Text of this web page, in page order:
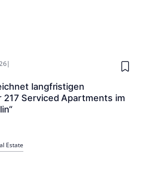
|
langfristigen
Serviced Apartments im
Estate